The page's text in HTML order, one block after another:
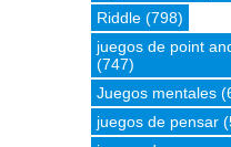
Riddle (798)
juegos de point
(747)
Juegos mentales
juegos de pensar